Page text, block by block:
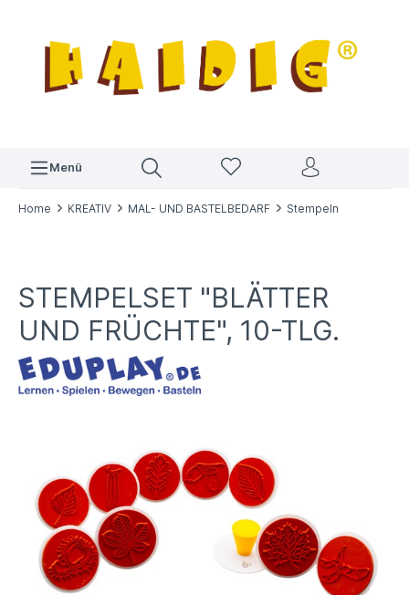
Menü
Home KREATIV MAL- UND BASTELBEDARF Stempeln
STEMPELSET "BLÄTTER
UND FRÜCHTE", 10-TLG.